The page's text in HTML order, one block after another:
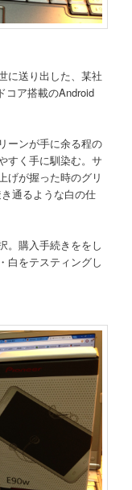
に送り出した、某社
コア搭載のAndroid
ーンが手に余る程の
すく手に馴染む。サ
げが握った時のグリ
通るような白の仕
。購入手続きををし
白をテスティングし